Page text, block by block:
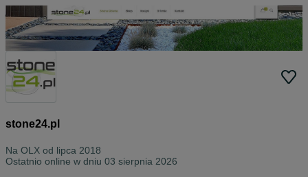
stone24.pl
Na OLX od lipca 2018
Ostatnio online w dniu 03 sierpnia 2026